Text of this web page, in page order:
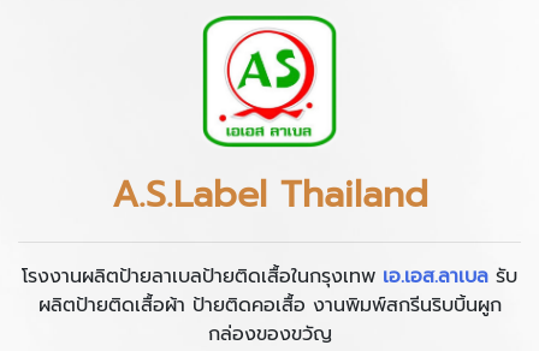
A.S.Label Thailand
โรงงานผลิตป้ายลาเบลป้ายติดเสื้อในกรุงเทพ เอ.เอส.ลาเบล รับ
ผลิตป้ายติดเสื้อผ้า ป้ายติดคอเสื้อ งานพิมพ์สกรีนริบบิ้นผูก
กล่องของขวัญ